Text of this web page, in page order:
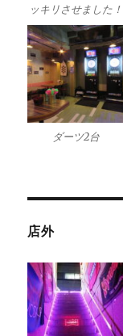
ッキリさせました！
ダーツ2台
店外